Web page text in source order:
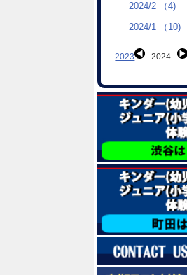
2024/2 （4)
2024/1 （10)
2023 2024